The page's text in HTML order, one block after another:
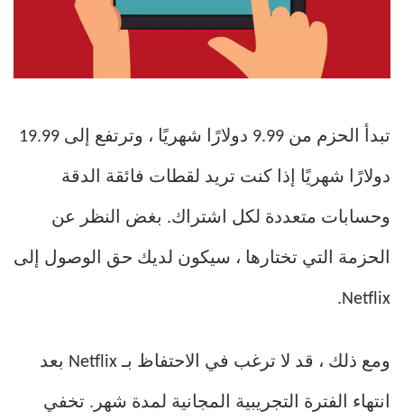
تبدأ الحزم من 9.99 دولارًا شهريًا ، وترتفع إلى 19.99
دولارًا شهريًا إذا كنت تريد لقطات فائقة الدقة
وحسابات متعددة لكل اشتراك. بغض النظر عن
الحزمة التي تختارها ، سيكون لديك حق الوصول إلى
Netflix.
ومع ذلك ، قد لا ترغب في الاحتفاظ بـ Netflix بعد
انتهاء الفترة التجريبية المجانية لمدة شهر. تخفي